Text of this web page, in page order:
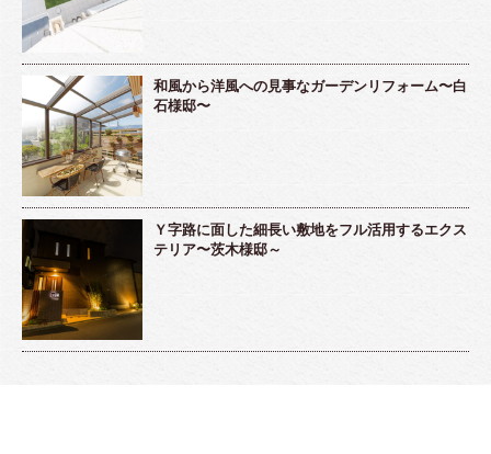
和風から洋風への見事なガーデンリフォーム〜白
石様邸〜
Ｙ字路に面した細長い敷地をフル活用するエクス
テリア〜茨木様邸～